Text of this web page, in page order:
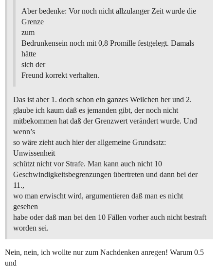
Aber bedenke: Vor noch nicht allzulanger Zeit wurde die
Grenze
zum
Bedrunkensein noch mit 0,8 Promille festgelegt. Damals
hätte
sich der
Freund korrekt verhalten.
Das ist aber 1. doch schon ein ganzes Weilchen her und 2.
glaube ich kaum daß es jemanden gibt, der noch nicht
mitbekommen hat daß der Grenzwert verändert wurde. Und
wenn’s
so wäre zieht auch hier der allgemeine Grundsatz:
Unwissenheit
schützt nicht vor Strafe. Man kann auch nicht 10
Geschwindigkeitsbegrenzungen übertreten und dann bei der
11.,
wo man erwischt wird, argumentieren daß man es nicht
gesehen
habe oder daß man bei den 10 Fällen vorher auch nicht bestraft
worden sei.
Nein, nein, ich wollte nur zum Nachdenken anregen! Warum 0.5
und